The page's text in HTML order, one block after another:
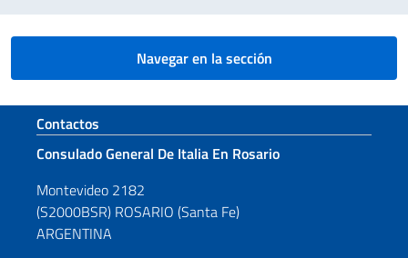
Navegar en la sección
Sezione footer
Contactos
Consulado General De Italia En Rosario
Montevideo 2182
(S2000BSR) ROSARIO (Santa Fe)
ARGENTINA